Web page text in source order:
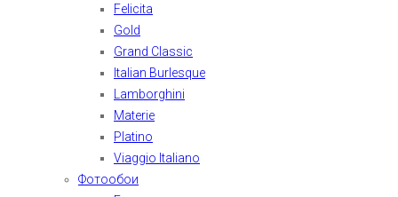
Felicita
Gold
Grand Classic
Italian Burlesque
Lamborghini
Materie
Platino
Viaggio Italiano
Фотообои